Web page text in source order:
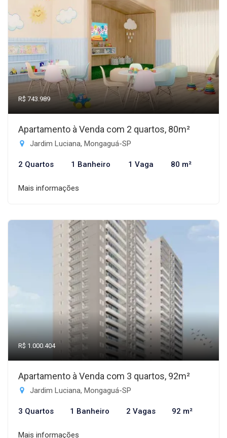
R$ 743.989
Apartamento à Venda com 2 quartos, 80m²
Jardim Luciana, Mongaguá-SP
2 Quartos 1 Banheiro 1 Vaga 80 m²
Mais informações
R$ 1.000.404
Apartamento à Venda com 3 quartos, 92m²
Jardim Luciana, Mongaguá-SP
3 Quartos 1 Banheiro 2 Vagas 92 m²
Mais informações